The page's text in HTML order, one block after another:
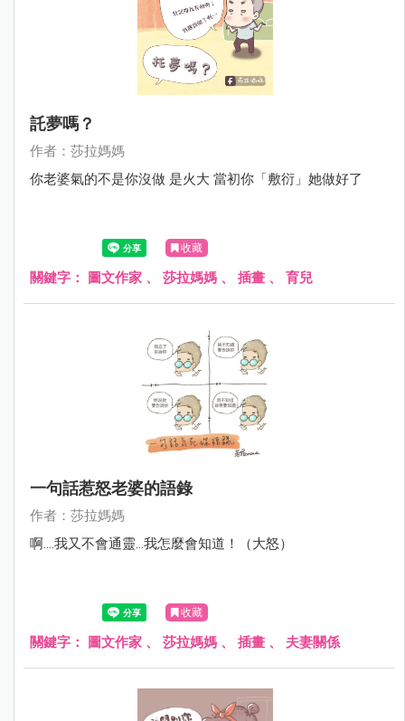
託夢嗎？
作者：莎拉媽媽
你老婆氣的不是你沒做 是火大 當初你「敷衍」她做好了
收藏
關鍵字： 圖文作家 、 莎拉媽媽 、 插畫 、 育兒
一句話惹怒老婆的語錄
作者：莎拉媽媽
啊....我又不會通靈...我怎麼會知道！（大怒）
收藏
關鍵字： 圖文作家 、 莎拉媽媽 、 插畫 、 夫妻關係